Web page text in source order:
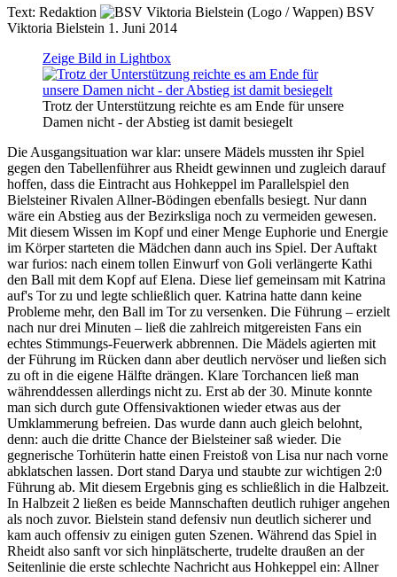
Text: Redaktion
BSV
Viktoria Bielstein 1. Juni 2014
Zeige Bild in Lightbox
Trotz der Unterstützung reichte es am Ende für unsere
Damen nicht - der Abstieg ist damit besiegelt
Die Ausgangsituation war klar: unsere Mädels mussten ihr Spiel
gegen den Tabellenführer aus Rheidt gewinnen und zugleich darauf
hoffen, dass die Eintracht aus Hohkeppel im Parallelspiel den
Bielsteiner Rivalen Allner-Bödingen ebenfalls besiegt. Nur dann
wäre ein Abstieg aus der Bezirksliga noch zu vermeiden gewesen.
Mit diesem Wissen im Kopf und einer Menge Euphorie und Energie
im Körper starteten die Mädchen dann auch ins Spiel. Der Auftakt
war furios: nach einem tollen Einwurf von Goli verlängerte Kathi
den Ball mit dem Kopf auf Elena. Diese lief gemeinsam mit Katrina
auf's Tor zu und legte schließlich quer. Katrina hatte dann keine
Probleme mehr, den Ball im Tor zu versenken. Die Führung – erzielt
nach nur drei Minuten – ließ die zahlreich mitgereisten Fans ein
echtes Stimmungs-Feuerwerk abbrennen. Die Mädels agierten mit
der Führung im Rücken dann aber deutlich nervöser und ließen sich
zu oft in die eigene Hälfte drängen. Klare Torchancen ließ man
währenddessen allerdings nicht zu. Erst ab der 30. Minute konnte
man sich durch gute Offensivaktionen wieder etwas aus der
Umklammerung befreien. Das wurde dann auch gleich belohnt,
denn: auch die dritte Chance der Bielsteiner saß wieder. Die
gegnerische Torhüterin hatte einen Freistoß von Lisa nur nach vorne
abklatschen lassen. Dort stand Darya und staubte zur wichtigen 2:0
Führung ab. Mit diesem Ergebnis ging es schließlich in die Halbzeit.
In Halbzeit 2 ließen es beide Mannschaften deutlich ruhiger angehen
als noch zuvor. Bielstein stand defensiv nun deutlich sicherer und
kam auch offensiv zu einigen guten Szenen. Während das Spiel in
Rheidt also sanft vor sich hinplätscherte, trudelte draußen an der
Seitenlinie die erste schlechte Nachricht aus Hohkeppel ein: Allner